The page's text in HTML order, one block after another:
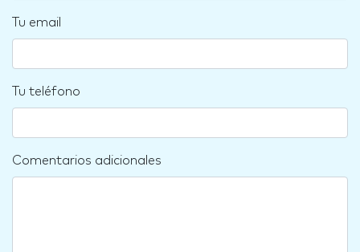
Tu email
Tu teléfono
Comentarios adicionales